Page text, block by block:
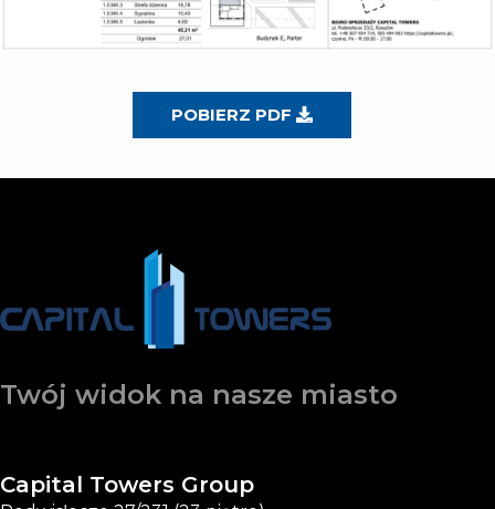
POBIERZ PDF
Twój widok na nasze miasto
Capital Towers Group